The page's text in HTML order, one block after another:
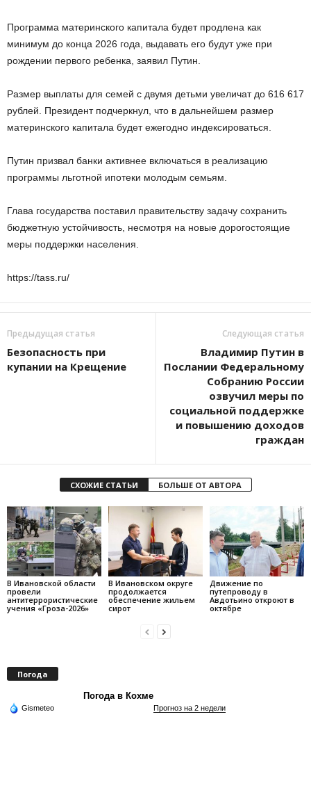
Программа материнского капитала будет продлена как
минимум до конца 2026 года, выдавать его будут уже при
рождении первого ребенка, заявил Путин.
Размер выплаты для семей с двумя детьми увеличат до 616 617
рублей. Президент подчеркнул, что в дальнейшем размер
материнского капитала будет ежегодно индексироваться.
Путин призвал банки активнее включаться в реализацию
программы льготной ипотеки молодым семьям.
Глава государства поставил правительству задачу сохранить
бюджетную устойчивость, несмотря на новые дорогостоящие
меры поддержки населения.
https://tass.ru/
Предыдущая статья
Безопасность при
купании на Крещение
Следующая статья
Владимир Путин в
Послании Федеральному
Собранию России
озвучил меры по
социальной поддержке
и повышению доходов
граждан
СХОЖИЕ СТАТЬИ БОЛЬШЕ ОТ АВТОРА
В Ивановской области
провели
антитеррористические
учения «Гроза-2026»
В Ивановском округе
продолжается
обеспечение жильем
сирот
Движение по
путепроводу в
Авдотьино откроют в
октябре
Погода
Погода в Кохме
Gismeteo Прогноз на 2 недели